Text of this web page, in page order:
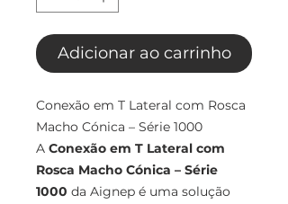
Adicionar ao carrinho
Conexão em T Lateral com Rosca
Macho Cónica – Série 1000
A Conexão em T Lateral com
Rosca Macho Cónica – Série
1000 da Aignep é uma solução